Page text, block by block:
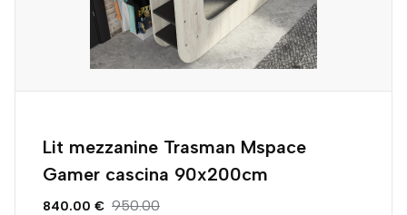
Lit mezzanine Trasman Mspace
Gamer cascina 90x200cm
840.00 € 950.00